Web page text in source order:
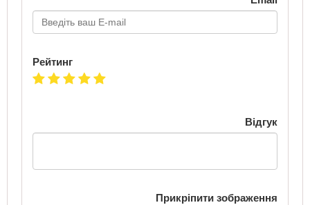
Рейтинг
Відгук
Прикріпити зображення